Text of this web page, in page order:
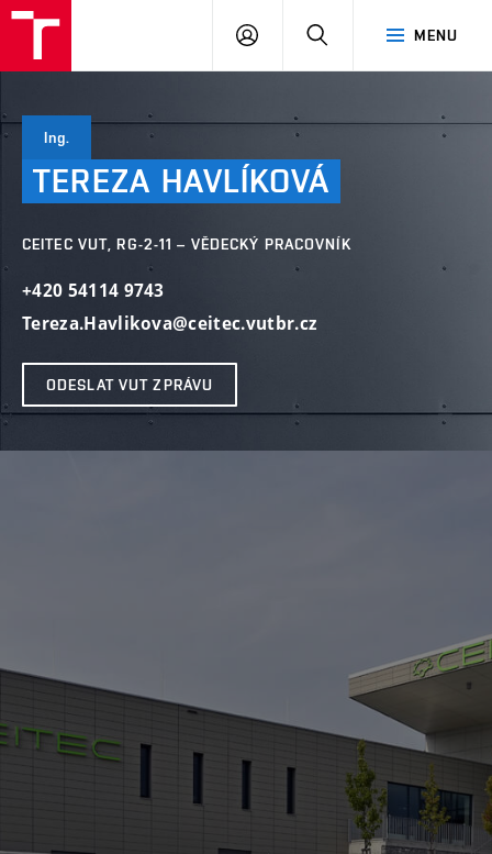
MENU
PŘIHLÁSIT
Ing.
TEREZA HAVLÍKOVÁ
CEITEC VUT, RG-2-11 – VĚDECKÝ PRACOVNÍK
+420 54114 9743
Tereza.Havlikova@ceitec.vutbr.cz
ODESLAT VUT ZPRÁVU